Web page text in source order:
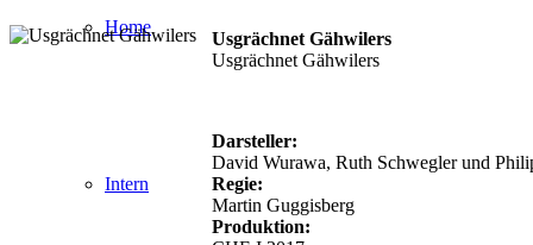
Home
Intern
Usgrächnet Gähwilers
Usgrächnet Gähwilers
Darsteller:
David Wurawa, Ruth Schwegler und
Regie:
Martin Guggisberg
Produktion: